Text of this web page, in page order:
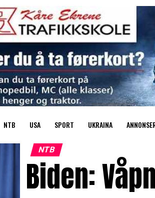
NTB USA SPORT UKRAINA
NTB
Biden: